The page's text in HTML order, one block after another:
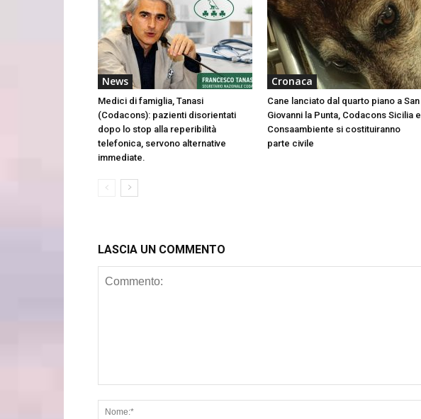
News
Medici di famiglia, Tanasi
(Codacons): pazienti disorientati
dopo lo stop alla reperibilità
telefonica, servono alternative
immediate.
Cronaca
Cane lanciato dal quarto piano a San
Giovanni la Punta, Codacons Sicilia e
Consaambiente si costituiranno
parte civile
LASCIA UN COMMENTO